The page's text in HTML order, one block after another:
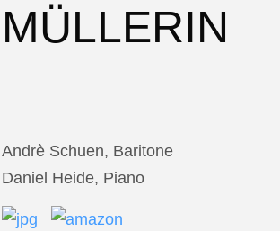
MÜLLERIN
Andrè Schuen, Baritone
Daniel Heide, Piano